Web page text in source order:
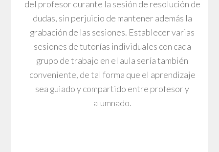
del profesor durante la sesión de resolución de
dudas, sin perjuicio de mantener además la
grabación de las sesiones. Establecer varias
sesiones de tutorías individuales con cada
grupo de trabajo en el aula sería también
conveniente, de tal forma que el aprendizaje
sea guiado y compartido entre profesor y
alumnado.